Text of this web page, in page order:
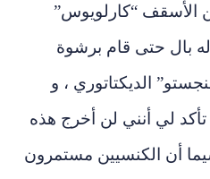
الأسقف “كارلويوس”
بال حتى قام برشوة
الديكتاتوري ، و
لي أنني لن أخرج هذه
أن الكنسيين مستمرون